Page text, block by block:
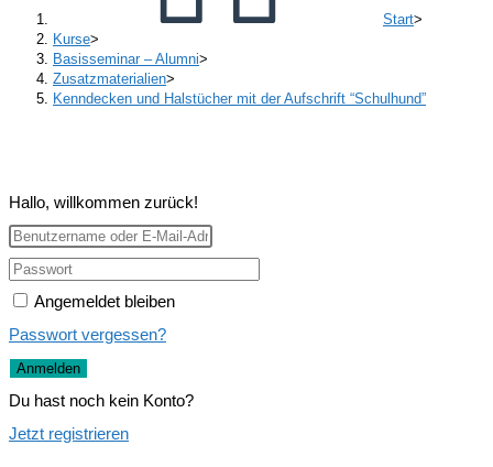
Start>
Kurse>
Basisseminar – Alumni>
Zusatzmaterialien>
Kenndecken und Halstücher mit der Aufschrift “Schulhund”
Hallo, willkommen zurück!
Angemeldet bleiben
Passwort vergessen?
Anmelden
Du hast noch kein Konto?
Jetzt registrieren